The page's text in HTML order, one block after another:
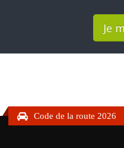
Je
Code de la route 2026